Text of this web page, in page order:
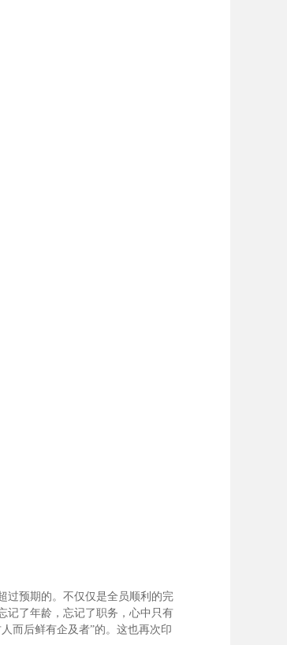
过预期的。不仅仅是全员顺利的完
记了年龄，忘记了职务，心中只有
而后鲜有企及者”的。这也再次印